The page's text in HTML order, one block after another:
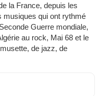
la France, depuis les
musiques qui ont rythmé
Guerre mondiale,
au rock, Mai 68 et le
de jazz, de